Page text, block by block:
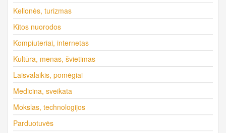
Kelionės, turizmas
Kitos nuorodos
Kompiuteriai, internetas
Kultūra, menas, švietimas
Laisvalaikis, pomėgiai
Medicina, sveikata
Mokslas, technologijos
Parduotuvės